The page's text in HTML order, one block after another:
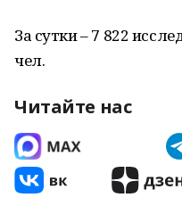
За сутки – 7 822
чел.
Читайте нас